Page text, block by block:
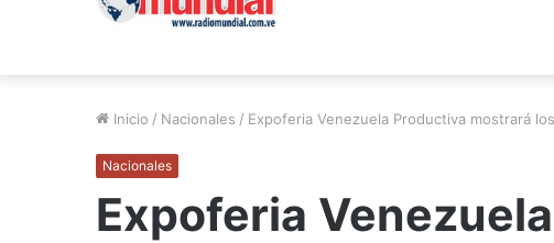
Inicio / Nacionales / Expoferia Venezuela Productiva mostrará
Nacionales
Expoferia